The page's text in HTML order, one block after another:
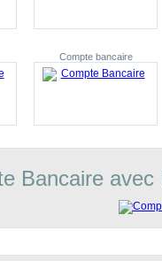
Compte bancaire
Bancaire